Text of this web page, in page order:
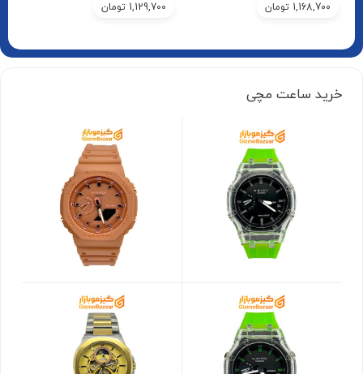
1,168,700 تومان 1,129,700 تومان
خرید ساعت مچی